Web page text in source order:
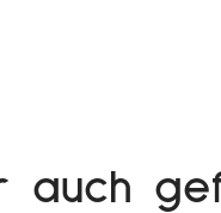
auch